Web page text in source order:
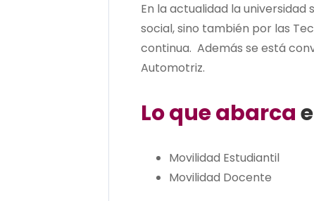
En la actualidad la
social, sino también por las
continua. Además se está
Automotriz.
Lo que abarca
Movilidad Estudiantil
Movilidad Docente